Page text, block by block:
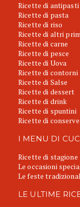
Ricette di antipasti
Ricette di pasta
Ricette di riso
Ricette di altri
Ricette di carne
Ricette di pesce
Ricette di Uova
Ricette di contorni
Ricette di Salse
Ricette di dessert
Ricette di drink
Ricette di spuntini
Ricette di conserve
I MENU DI
Ricette di stagione
Le occasioni
Le feste
LE ULTIME